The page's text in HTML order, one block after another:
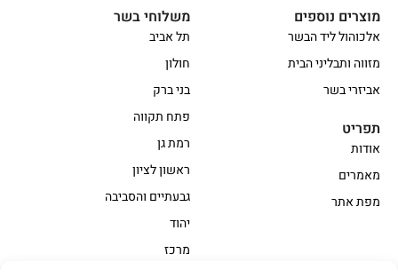
משלוחי בשר
תל אביב
חולון
בני ברק
פתח תקווה
רמת גן
ראשון לציון
גבעתיים והסביבה
יהוד
מרכז
מוצרים נוספים
אלכוהול ליד הבשר
מזווה ותבליני הבית
אביזרי בשר
תפריט
אודות
מאמרים
מפת אתר